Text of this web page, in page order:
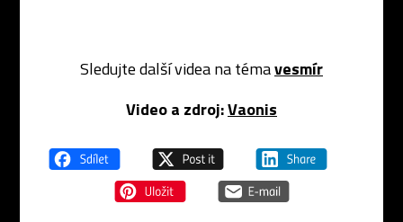
Sledujte další videa na témavesmír
Video a zdroj:Vaonis